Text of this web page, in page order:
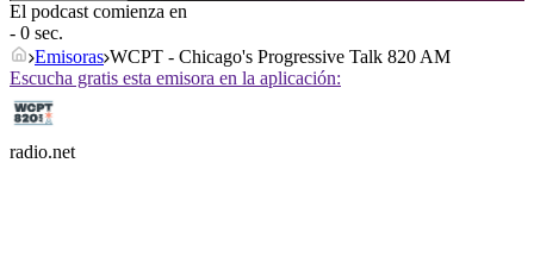
El podcast comienza en
- 0 sec.
Emisoras WCPT - Chicago's Progressive Talk 820 AM
Escucha gratis esta emisora en la aplicación:
radio.net